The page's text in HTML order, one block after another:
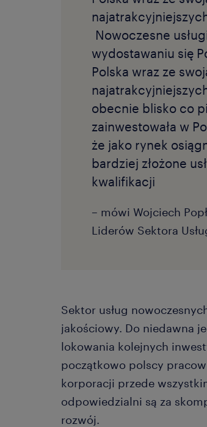
Nowoczesne
wydostawaniu się
Polska wraz ze
obecnie blisko co
zainwestowała w
że jako rynek
bardziej złożone
kwalifikacji
– mówi Wojciech
Liderów Sektora
Sektor usług
jakościowy. Do niedawna
lokowania kolejnych
początkowo polscy
korporacji przede
odpowiedzialni są za
rozwój.